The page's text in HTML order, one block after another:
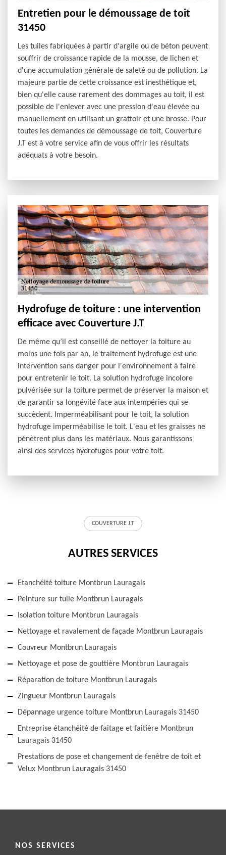
Entretien pour le démoussage de toit
31450
Les tuiles fabriquées à partir d'argile ou de béton peuvent
souffrir de croissance rapide de la mousse, de lichen et
d'une accumulation générale de saleté ou de pollution. La
majeure partie de cette croissance est inesthétique et,
bien qu'elle cause rarement des dommages au toit, il est
possible de l'enlever avec une pression d'eau élevée ou
manuellement en utilisant un grattoir et une brosse. Pour
toutes les demandes de démoussage de toit, Couverture
J.T est à votre service afin de vous offrir les résultats
adéquats à votre besoin.
Hydrofuge de toiture : une intervention
efficace avec Couverture J.T
De même qu’il est conseillé de nettoyer la toiture au
moins une fois par an, le traitement hydrofuge est une
intervention sans danger pour l'environnement à faire
pour entretenir le toit. La solution hydrofuge incolore
pulvérisée sur la toiture permet de préserver la maison et
de garantir sa longévité face aux intempéries qui se
succèdent. Imperméabilisant pour le toit, la solution
hydrofuge imperméabilise le toit. L'eau et les graisses ne
pénètrent plus dans les matériaux. Nous garantissons
ainsi des services hydrofuges pour votre toit.
COUVERTURE J.T
AUTRES SERVICES
Etanchéité toiture Montbrun Lauragais
Peinture sur tuile Montbrun Lauragais
Isolation toiture Montbrun Lauragais
Nettoyage et ravalement de façade Montbrun Lauragais
Couvreur Montbrun Lauragais
Nettoyage et pose de gouttière Montbrun Lauragais
Réparation de toiture Montbrun Lauragais
Zingueur Montbrun Lauragais
Dépannage urgence toiture Montbrun Lauragais 31450
Entreprise étanchéité de faitage et faitière Montbrun
Lauragais 31450
Prestations de pose et changement de fenêtre de toit et
Velux Montbrun Lauragais 31450
NOS SERVICES